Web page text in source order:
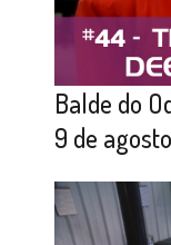
Balde do
9 de